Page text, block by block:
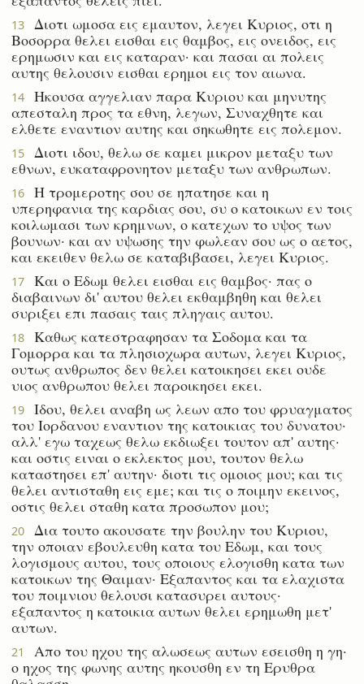
13
Διοτι ωμοσα εις εμαυτον, λεγει Κυριος, οτι η
Βοσορρα θελει εισθαι εις θαμβος, εις ονειδος, εις
ερημωσιν και εις καταραν· και πασαι αι πολεις
αυτης θελουσιν εισθαι ερημοι εις τον αιωνα.
14
Ηκουσα αγγελιαν παρα Κυριου και μηνυτης
απεσταλη προς τα εθνη, λεγων, Συναχθητε και
ελθετε εναντιον αυτης και σηκωθητε εις πολεμον.
15
Διοτι ιδου, θελω σε καμει μικρον μεταξυ των
εθνων, ευκαταφρονητον μεταξυ των ανθρωπων.
16
Η τρομεροτης σου σε ηπατησε και η
υπερηφανια της καρδιας σου, συ ο κατοικων εν τοις
κοιλωμασι των κρημνων, ο κατεχων το υψος των
βουνων· και αν υψωσης την φωλεαν σου ως ο αετος,
και εκειθεν θελω σε καταβιβασει, λεγει Κυριος.
17
Και ο Εδωμ θελει εισθαι εις θαμβος· πας ο
διαβαινων δι' αυτου θελει εκθαμβηθη και θελει
συριξει επι πασαις ταις πληγαις αυτου.
18
Καθως κατεστραφησαν τα Σοδομα και τα
Γομορρα και τα πλησιοχωρα αυτων, λεγει Κυριος,
ουτως ανθρωπος δεν θελει κατοικησει εκει ουδε
υιος ανθρωπου θελει παροικησει εκει.
19
Ιδου, θελει αναβη ως λεων απο του φρυαγματος
του Ιορδανου εναντιον της κατοικιας του δυνατου·
αλλ' εγω ταχεως θελω εκδιωξει τουτον απ' αυτης·
και οστις ειναι ο εκλεκτος μου, τουτον θελω
καταστησει επ' αυτην· διοτι τις ομοιος μου; και τις
θελει αντισταθη εις εμε; και τις ο ποιμην εκεινος,
οστις θελει σταθη κατα προσωπον μου;
20
Δια τουτο ακουσατε την βουλην του Κυριου,
την οποιαν εβουλευθη κατα του Εδωμ, και τους
λογισμους αυτου, τους οποιους ελογισθη κατα των
κατοικων της Θαιμαν· Εξαπαντος και τα ελαχιστα
του ποιμνιου θελουσι κατασυρει αυτους·
εξαπαντος η κατοικια αυτων θελει ερημωθη μετ'
αυτων.
21
Απο του ηχου της αλωσεως αυτων εσεισθη η γη·
ο ηχος της φωνης αυτης ηκουσθη εν τη Ερυθρα